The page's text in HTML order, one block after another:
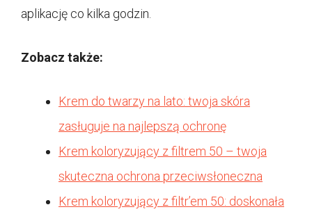
aplikację co kilka godzin.
Zobacz także:
Krem do twarzy na lato: twoja skóra
zasługuje na najlepszą ochronę
Krem koloryzujący z filtrem 50 – twoja
skuteczna ochrona przeciwsłoneczna
Krem koloryzujący z filtr’em 50: doskonała